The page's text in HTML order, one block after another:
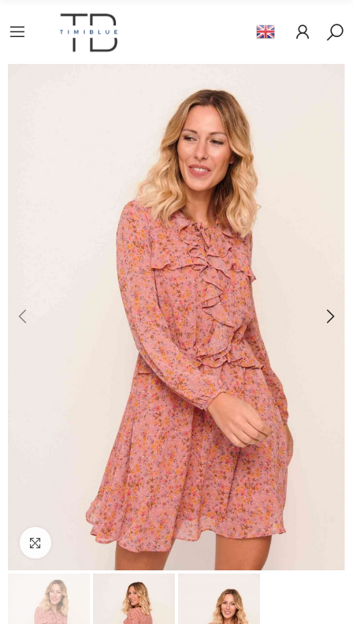
Click to enlarge